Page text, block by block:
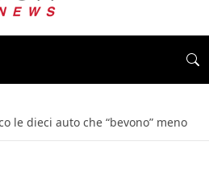
le dieci auto che “bevono” meno